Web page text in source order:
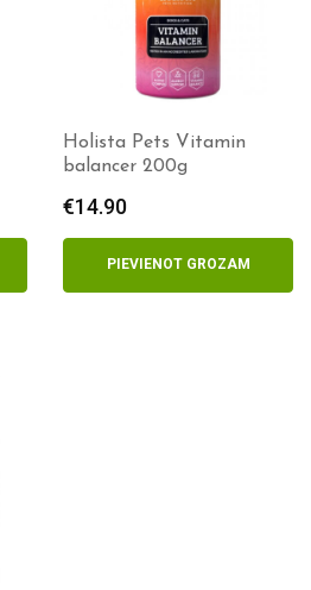
Holista Pets Vitamin
balancer 200g
€14.90
PIEVIENOT GROZAM